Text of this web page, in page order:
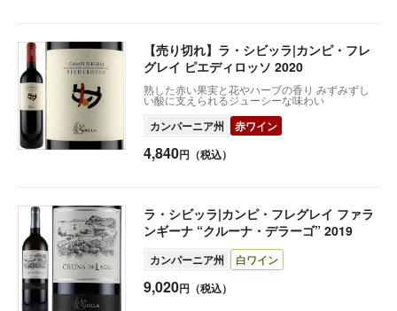
【売り切れ】ラ・シビッラ|カンピ・フレ
グレイ ピエディロッソ 2020
熟した赤い果実と花やハーブの香り みずみずし
い酸に支えられるジューシーな味わい
カンパーニア州 赤ワイン
4,840円（税込）
ラ・シビッラ|カンピ・フレグレイ ファラ
ンギーナ “クルーナ・デラーゴ” 2019
カンパーニア州 白ワイン
9,020円（税込）